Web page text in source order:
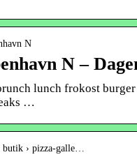
N
N –
lunch frokost
…
› pizza-galle…